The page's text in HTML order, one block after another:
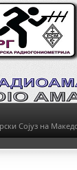
Сојуз на